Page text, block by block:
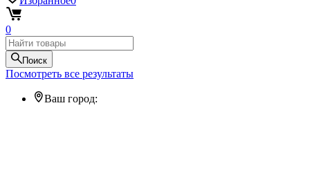
0
Поиск
Посмотреть все результаты
Ваш город: